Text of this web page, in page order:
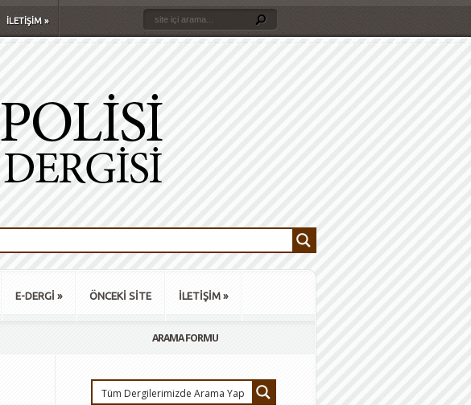
İLETİŞİM »
E-DERGİ » ÖNCEKİ SİTE İLETİŞİM »
ARAMA FORMU